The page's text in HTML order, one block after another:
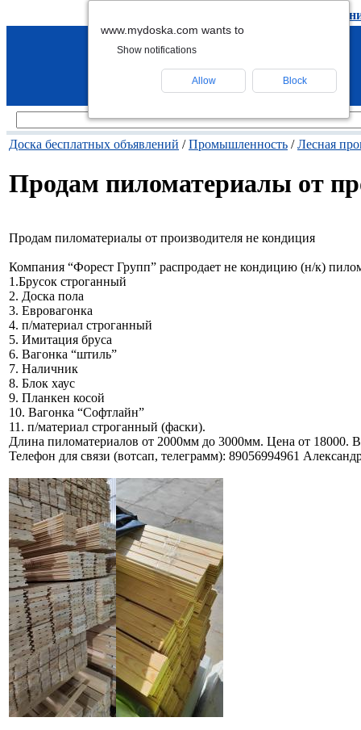
удалить
Доска бесплатных объявлений /Промышленность /Лесная
Продам пиломатериалы от
Продам пиломатериалы от производителя не кондиция
Компания “Форест Групп” распродает не кондицию (н/к)
1.Брусок строганный
2. Доска пола
3. Евровагонка
4. п/материал строганный
5. Имитация бруса
6. Вагонка “штиль”
7. Наличник
8. Блок хаус
9. Планкен косой
10. Вагонка “Софтлайн”
11. п/материал строганный (фаски).
Длина пиломатериалов от 2000мм до 3000мм. Цена от 18000.
Телефон для связи (вотсап, телеграмм): 89056994961
www.mydoska.com wants to
Show notifications
Allow Block